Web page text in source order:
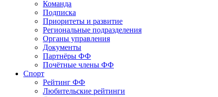
Команда
Подписка
Приоритеты и развитие
Региональные подразделения
Органы управления
Документы
Партнёры ФФ
Почётные члены ФФ
Спорт
Рейтинг ФФ
Любительские рейтинги